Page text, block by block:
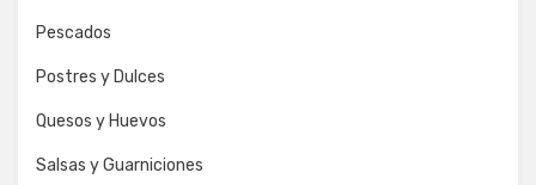
Pescados
Postres y Dulces
Quesos y Huevos
Salsas y Guarniciones